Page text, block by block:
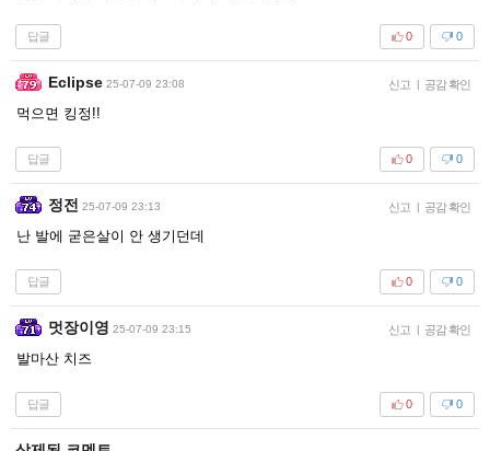
답글 0
0
Eclipse 25-07-09 23:08 신고 | 공감 확인
먹으면 킹정!!
답글 0
0
정전 25-07-09 23:13 신고 | 공감 확인
난 발에 굳은살이 안 생기던데
답글 0
0
멋장이영 25-07-09 23:15 신고 | 공감 확인
발마산 치즈
답글 0
0